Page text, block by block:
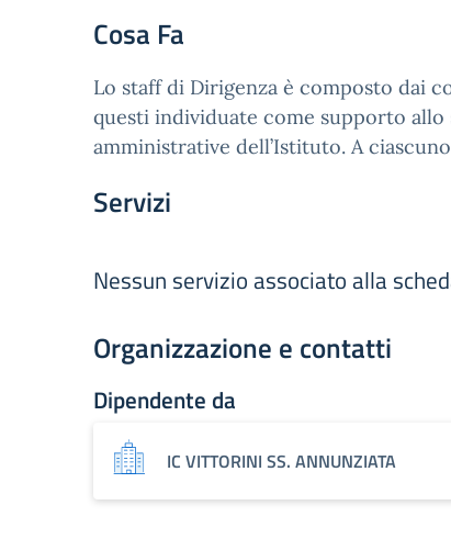
Cosa Fa
Lo staff di Dirigenza è composto dai
questi individuate come supporto
amministrative dell’Istituto. A
Servizi
Nessun servizio associato alla
Organizzazione e contatti
Dipendente da
IC VITTORINI SS. ANNUNZIATA